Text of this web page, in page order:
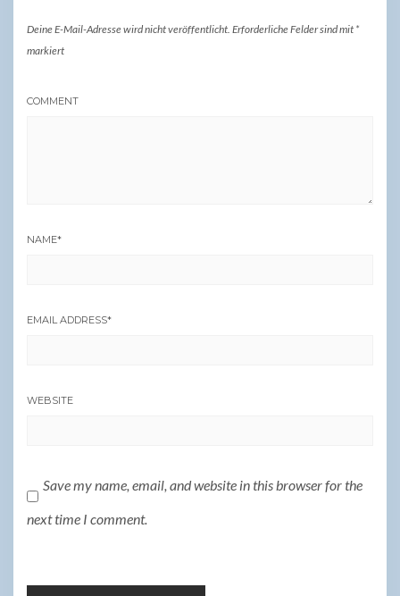
Deine E-Mail-Adresse wird nicht veröffentlicht. Erforderliche Felder sind mit *
markiert
COMMENT
NAME*
EMAIL ADDRESS*
WEBSITE
Save my name, email, and website in this browser for the
next time I comment.